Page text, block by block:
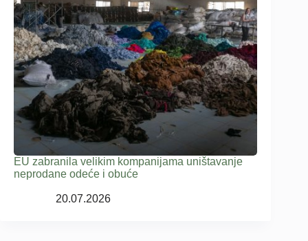
EU zabranila velikim kompanijama uništavanje
neprodane odeće i obuće
20.07.2026